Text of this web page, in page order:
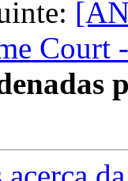
Court